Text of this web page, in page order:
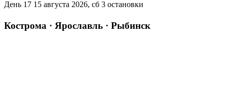
День 17 15 августа 2026, сб 3 остановки
Кострома · Ярославль · Рыбинск